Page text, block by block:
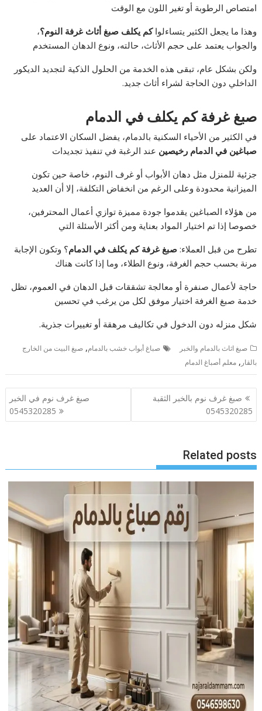
امتصاص الرطوبة أو تغير اللون مع الوقت
وهذا ما يجعل الكثير يتساءلواكم يكلف صبغ أثاث غرفة النوم؟،
والجواب يعتمد على حجم الأثاث، حالته، ونوع الدهان المستخدم
ولكن بشكل عام، تبقى هذه الخدمة من الحلول الذكية لتجديد الديكور
الداخلي دون الحاجة لشراء أثاث جديد.
صبغ غرفة كم يكلف في الدمام
في الكثير من الأحياء السكنية بالدمام، يفضل السكان الاعتماد على
صباغين في الدمام رخيصين عند الرغبة في تنفيذ تجديدات
جزئية للمنزل مثل دهان الأبواب أو غرف النوم، خاصة حين تكون
الميزانية محدودة وعلى الرغم من انخفاض التكلفة، إلا أن العديد
من هؤلاء الصباغين يقدموا جودة مميزة توازي أعمال المحترفين،
خصوصا إذا تم اختيار المواد بعناية ومن أكثر الأسئلة التي
تطرح من قبل العملاء:صبغ غرفة كم يكلف في الدمام؟ وتكون الإجابة
مرنة بحسب حجم الغرفة، ونوع الطلاء، وما إذا كانت هناك
حاجة لأعمال صنفرة أو معالجة تشققات قبل الدهان في العموم، تظل
خدمة صبغ الغرفة اختيار موفق لكل من يرغب في تحسين
شكل منزله دون الدخول في تكاليف مرهقة أو تغييرات جذرية.
صبغ اثاث بالدمام والخبر صباغ أبواب خشب بالدمام,صبغ البيت من الخارج
بالقار ,معلم أصباغ الدمام
تصفّح
المقالات
صبغ غرف نوم بالخبر الثقبة
0545320285
صبغ غرف نوم في الخبر
0545320285
Related posts